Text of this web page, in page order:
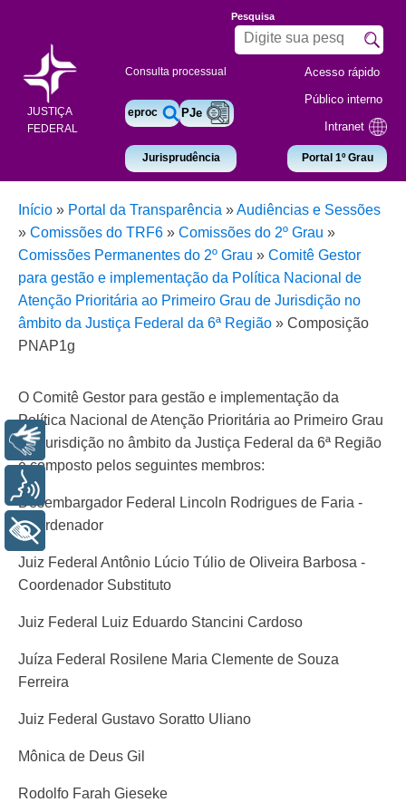
JUSTIÇA
FEDERAL
Consulta processual
eproc PJe
Jurisprudência
Pesquisa
Acesso rápido
Público interno
Intranet
Portal 1º Grau
Início » Portal da Transparência »Audiências e Sessões
» Comissões do TRF6 » Comissões do 2º Grau »
Comissões Permanentes do 2º Grau » Comitê Gestor
para gestão e implementação da Política Nacional de
Atenção Prioritária ao Primeiro Grau de Jurisdição no
âmbito da Justiça Federal da 6ª Região » Composição
PNAP1g
O Comitê Gestor para gestão e implementação da
Política Nacional de Atenção Prioritária ao Primeiro Grau
de Jurisdição no âmbito da Justiça Federal da 6ª Região
é composto pelos seguintes membros:
Desembargador Federal Lincoln Rodrigues de Faria -
Coordenador
Juiz Federal Antônio Lúcio Túlio de Oliveira Barbosa -
Coordenador Substituto
Juiz Federal Luiz Eduardo Stancini Cardoso
Juíza Federal Rosilene Maria Clemente de Souza
Ferreira
Juiz Federal Gustavo Soratto Uliano
Mônica de Deus Gil
Rodolfo Farah Gieseke
Libras
+ Acessibilidade